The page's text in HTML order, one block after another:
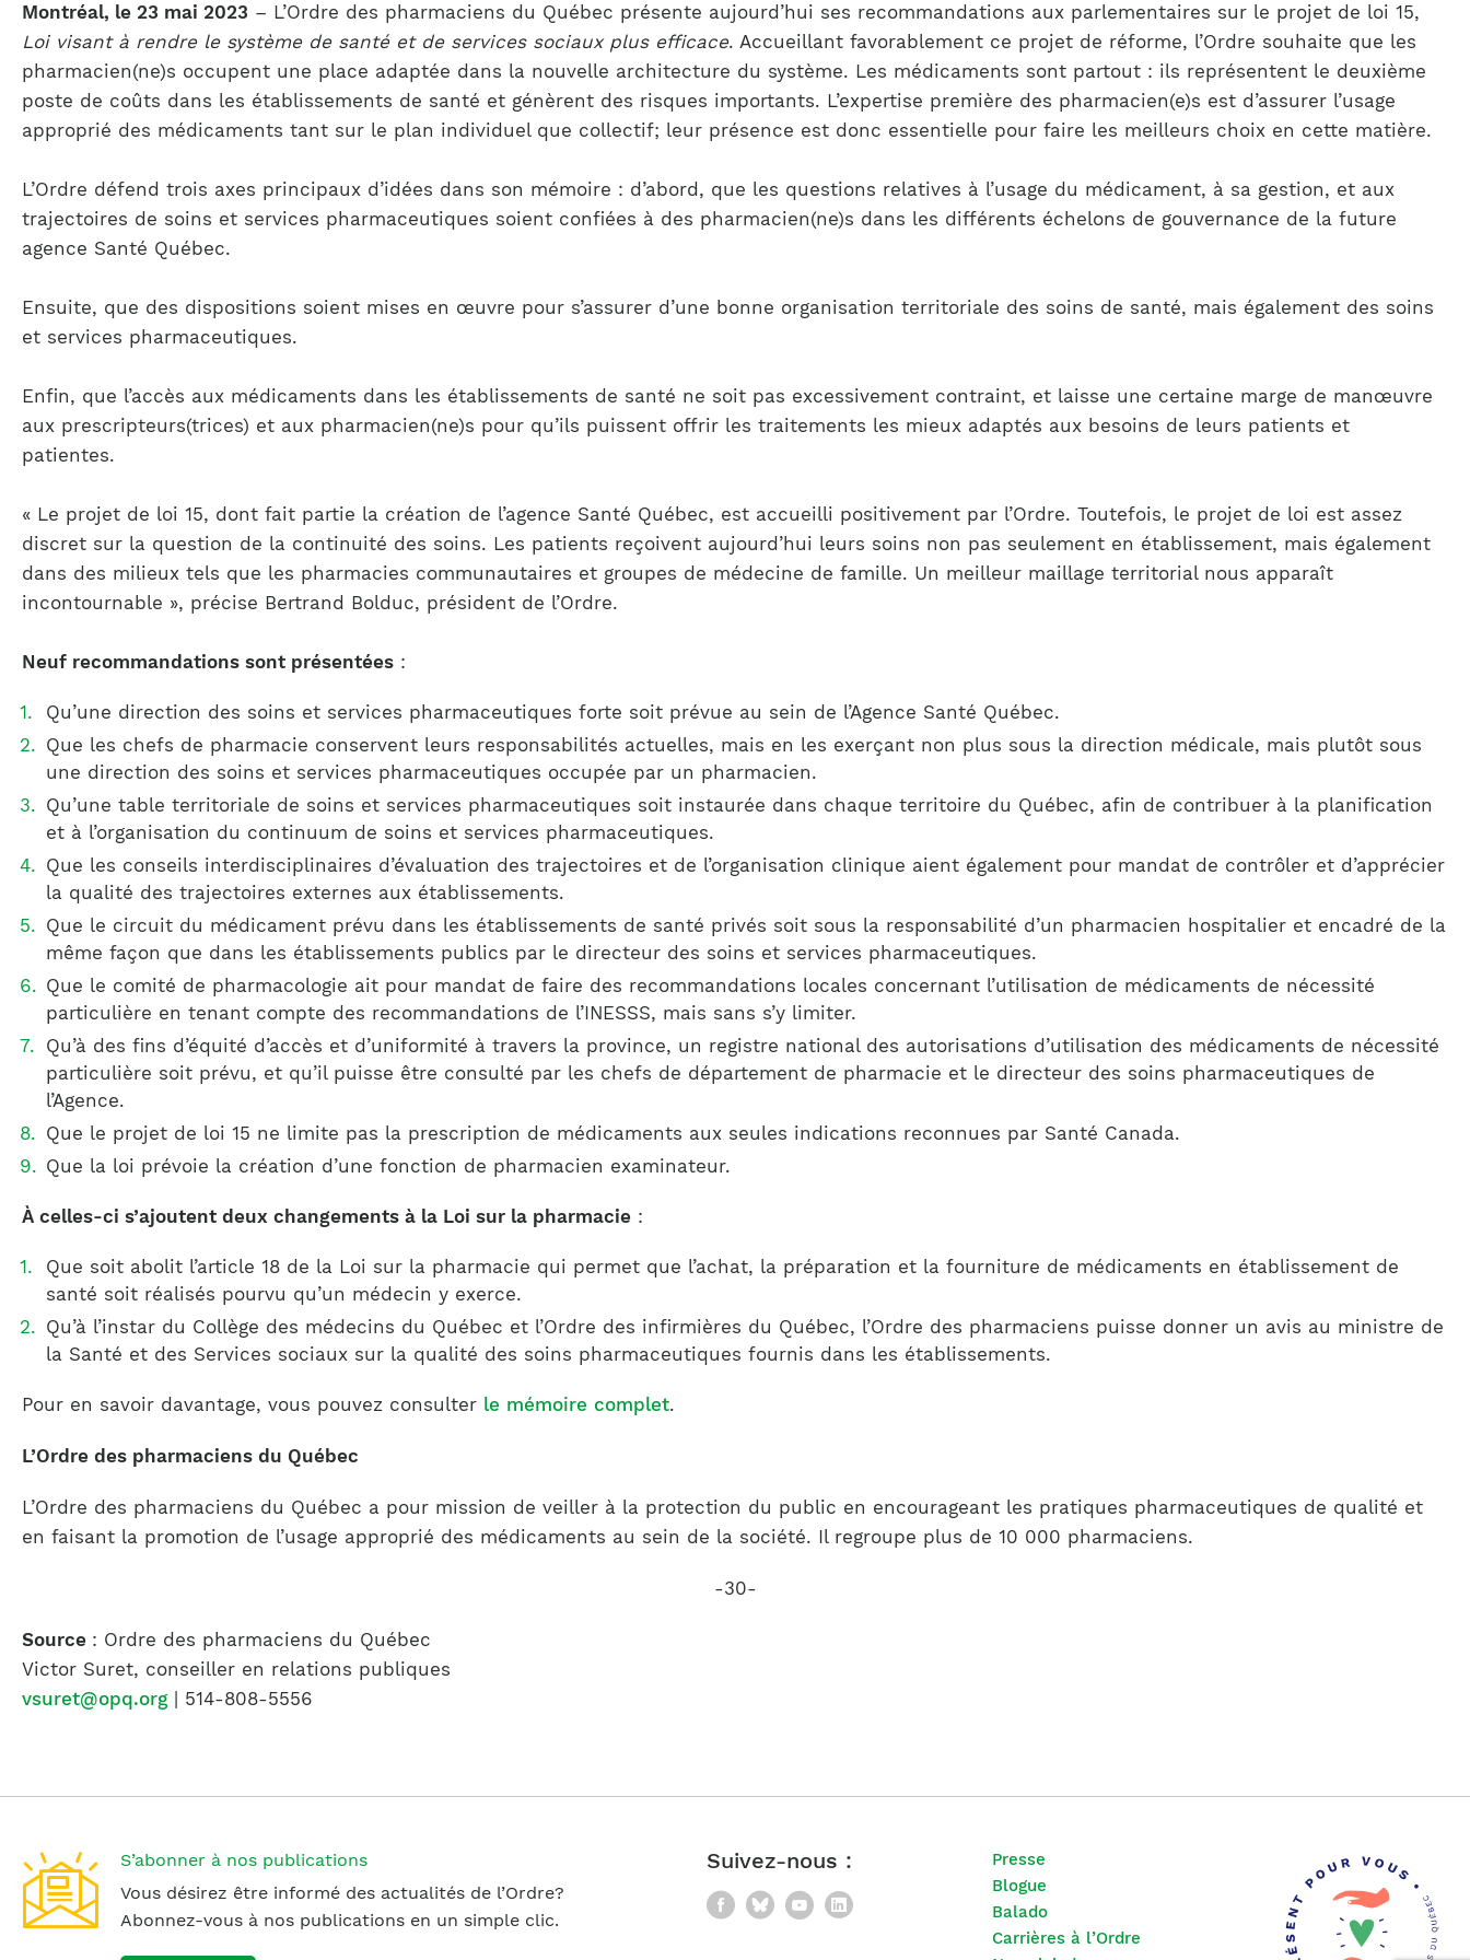
France)
Notre équipe
Montréal, le 23 mai 2023 – L’Ordre des pharmaciens du Québec présente aujourd’hui ses recommandations aux parlementaires sur le projet de loi 15,
Loi visant à rendre le système de santé et de services sociaux plus efficace. Accueillant favorablement ce projet de réforme, l’Ordre souhaite que les
pharmacien(ne)s occupent une place adaptée dans la nouvelle architecture du système. Les médicaments sont partout : ils représentent le deuxième
poste de coûts dans les établissements de santé et génèrent des risques importants. L’expertise première des pharmacien(e)s est d’assurer l’usage
approprié des médicaments tant sur le plan individuel que collectif; leur présence est donc essentielle pour faire les meilleurs choix en cette matière.
L’Ordre défend trois axes principaux d’idées dans son mémoire : d’abord, que les questions relatives à l’usage du médicament, à sa gestion, et aux
trajectoires de soins et services pharmaceutiques soient confiées à des pharmacien(ne)s dans les différents échelons de gouvernance de la future
agence Santé Québec.
Ensuite, que des dispositions soient mises en œuvre pour s’assurer d’une bonne organisation territoriale des soins de santé, mais également des soins
et services pharmaceutiques.
Enfin, que l’accès aux médicaments dans les établissements de santé ne soit pas excessivement contraint, et laisse une certaine marge de manœuvre
aux prescripteurs(trices) et aux pharmacien(ne)s pour qu’ils puissent offrir les traitements les mieux adaptés aux besoins de leurs patients et
patientes.
« Le projet de loi 15, dont fait partie la création de l’agence Santé Québec, est accueilli positivement par l’Ordre. Toutefois, le projet de loi est assez
discret sur la question de la continuité des soins. Les patients reçoivent aujourd’hui leurs soins non pas seulement en établissement, mais également
dans des milieux tels que les pharmacies communautaires et groupes de médecine de famille. Un meilleur maillage territorial nous apparaît
incontournable », précise Bertrand Bolduc, président de l’Ordre.
Neuf recommandations sont présentées :
Qu’une direction des soins et services pharmaceutiques forte soit prévue au sein de l’Agence Santé Québec.
Que les chefs de pharmacie conservent leurs responsabilités actuelles, mais en les exerçant non plus sous la direction médicale, mais plutôt sous
une direction des soins et services pharmaceutiques occupée par un pharmacien.
Qu’une table territoriale de soins et services pharmaceutiques soit instaurée dans chaque territoire du Québec, afin de contribuer à la planification
et à l’organisation du continuum de soins et services pharmaceutiques.
Que les conseils interdisciplinaires d’évaluation des trajectoires et de l’organisation clinique aient également pour mandat de contrôler et d’apprécier
la qualité des trajectoires externes aux établissements.
Que le circuit du médicament prévu dans les établissements de santé privés soit sous la responsabilité d’un pharmacien hospitalier et encadré de la
même façon que dans les établissements publics par le directeur des soins et services pharmaceutiques.
Que le comité de pharmacologie ait pour mandat de faire des recommandations locales concernant l’utilisation de médicaments de nécessité
particulière en tenant compte des recommandations de l’INESSS, mais sans s’y limiter.
Qu’à des fins d’équité d’accès et d’uniformité à travers la province, un registre national des autorisations d’utilisation des médicaments de nécessité
particulière soit prévu, et qu’il puisse être consulté par les chefs de département de pharmacie et le directeur des soins pharmaceutiques de
l’Agence.
Que le projet de loi 15 ne limite pas la prescription de médicaments aux seules indications reconnues par Santé Canada.
Que la loi prévoie la création d’une fonction de pharmacien examinateur.
À celles-ci s’ajoutent deux changements à la Loi sur la pharmacie :
Que soit abolit l’article 18 de la Loi sur la pharmacie qui permet que l’achat, la préparation et la fourniture de médicaments en établissement de
santé soit réalisés pourvu qu’un médecin y exerce.
Qu’à l’instar du Collège des médecins du Québec et l’Ordre des infirmières du Québec, l’Ordre des pharmaciens puisse donner un avis au ministre de
la Santé et des Services sociaux sur la qualité des soins pharmaceutiques fournis dans les établissements.
Pour en savoir davantage, vous pouvez consulter le mémoire complet.
L’Ordre des pharmaciens du Québec
L’Ordre des pharmaciens du Québec a pour mission de veiller à la protection du public en encourageant les pratiques pharmaceutiques de qualité et
en faisant la promotion de l’usage approprié des médicaments au sein de la société. Il regroupe plus de 10 000 pharmaciens.
-30-
Source : Ordre des pharmaciens du Québec
Victor Suret, conseiller en relations publiques
vsuret@opq.org | 514-808-5556
S’abonner à nos publications
Vous désirez être informé des actualités de l’Ordre?
Abonnez-vous à nos publications en un simple clic.
Suivez-nous :
Facebook
BlueskyYouTube
LinkedIn
Presse
Blogue
Balado
Carrières à l’Ordre